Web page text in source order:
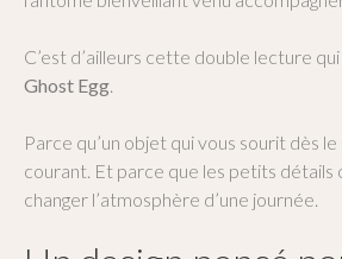
C’est d’ailleurs cette double lecture
Ghost Egg
Parce qu’un objet qui vous sourit dès le
courant. Et parce que les petits détails
changer l’atmosphère d’une journée.